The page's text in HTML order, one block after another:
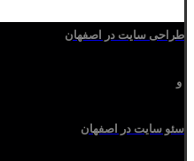
طراحی سایت در اصفهان
و
سئو سایت در اصفهان